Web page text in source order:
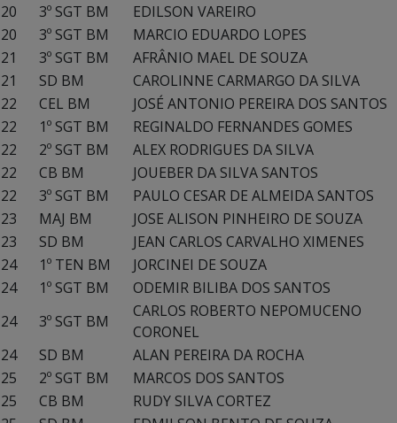
20
3º SGT BM
EDILSON VAREIRO
20
3º SGT BM
MARCIO EDUARDO LOPES
21
3º SGT BM
AFRÂNIO MAEL DE SOUZA
21
SD BM
CAROLINNE CARMARGO DA SILVA
22
CEL BM
JOSÉ ANTONIO PEREIRA DOS SANTOS
22
1º SGT BM
REGINALDO FERNANDES GOMES
22
2º SGT BM
ALEX RODRIGUES DA SILVA
22
CB BM
JOUEBER DA SILVA SANTOS
22
3º SGT BM
PAULO CESAR DE ALMEIDA SANTOS
23
MAJ BM
JOSE ALISON PINHEIRO DE SOUZA
23
SD BM
JEAN CARLOS CARVALHO XIMENES
24
1º TEN BM
JORCINEI DE SOUZA
24
1º SGT BM
ODEMIR BILIBA DOS SANTOS
24
3º SGT BM
CARLOS ROBERTO NEPOMUCENO
CORONEL
24
SD BM
ALAN PEREIRA DA ROCHA
25
2º SGT BM
MARCOS DOS SANTOS
25
CB BM
RUDY SILVA CORTEZ